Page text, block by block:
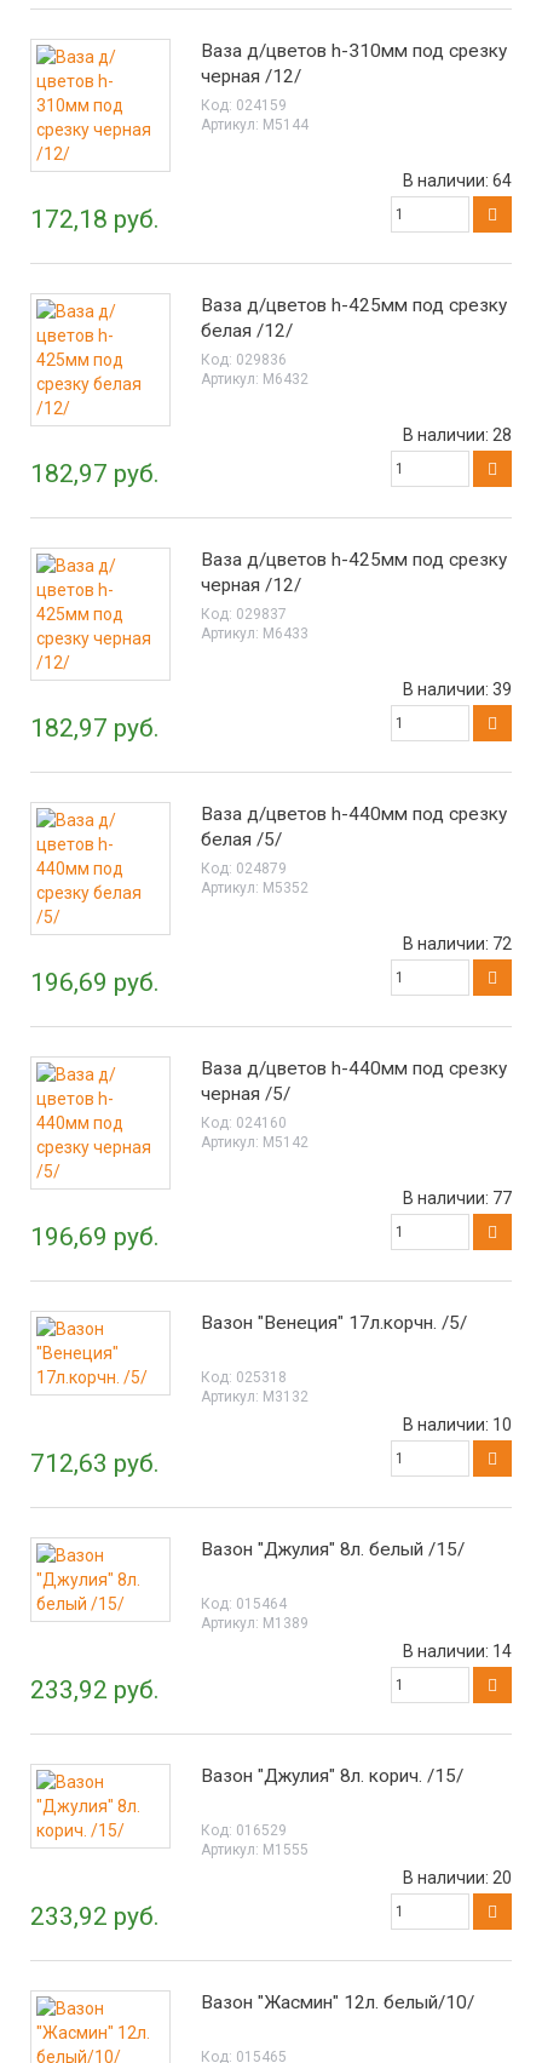
Ваза д/цветов h-310мм под срезку
черная /12/
Код: 024159
Артикул: М5144
172,18 руб.
В наличии: 64
Ваза д/цветов h-425мм под срезку
белая /12/
Код: 029836
Артикул: М6432
182,97 руб.
В наличии: 28
Ваза д/цветов h-425мм под срезку
черная /12/
Код: 029837
Артикул: М6433
182,97 руб.
В наличии: 39
Ваза д/цветов h-440мм под срезку
белая /5/
Код: 024879
Артикул: М5352
196,69 руб.
В наличии: 72
Ваза д/цветов h-440мм под срезку
черная /5/
Код: 024160
Артикул: М5142
196,69 руб.
В наличии: 77
Вазон "Венеция" 17л.корчн. /5/
Код: 025318
Артикул: М3132
712,63 руб.
В наличии: 10
Вазон "Джулия" 8л. белый /15/
Код: 015464
Артикул: М1389
233,92 руб.
В наличии: 14
Вазон "Джулия" 8л. корич. /15/
Код: 016529
Артикул: М1555
233,92 руб.
В наличии: 20
Вазон "Жасмин" 12л. белый/10/
Код: 015465